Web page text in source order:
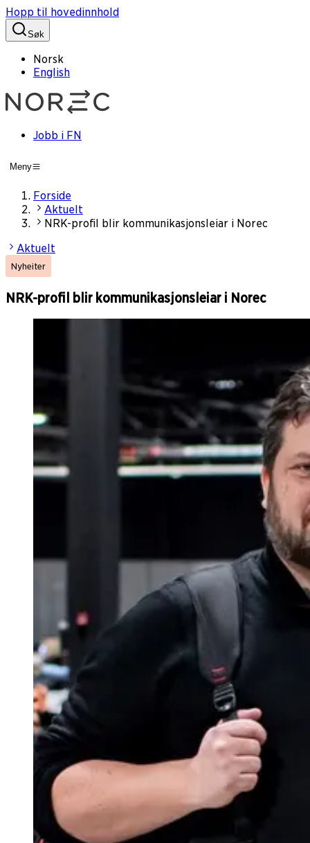
Hopp til hovedinnhold
Søk
Norsk
English
Jobb i FN
Meny
Forside
Aktuelt
NRK-profil blir kommunikasjonsleiar i Norec
Aktuelt
Nyheiter
NRK-profil blir kommunikasjonsleiar i Norec